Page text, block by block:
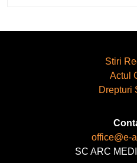
Stiri
Actul
Drepturi
office@e-
SC ARC